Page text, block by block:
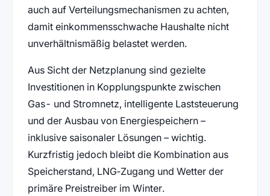
auch auf Verteilungsmechanismen zu achten,
damit einkommensschwache Haushalte nicht
unverhältnismäßig belastet werden.
Aus Sicht der Netzplanung sind gezielte
Investitionen in Kopplungspunkte zwischen
Gas- und Stromnetz, intelligente Laststeuerung
und der Ausbau von Energiespeichern –
inklusive saisonaler Lösungen – wichtig.
Kurzfristig jedoch bleibt die Kombination aus
Speicherstand, LNG‑Zugang und Wetter der
primäre Preistreiber im Winter.